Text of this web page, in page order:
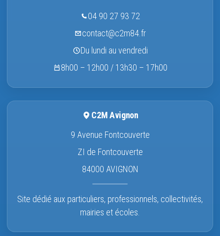
04 90 27 93 72
contact@c2m84.fr
Du lundi au vendredi
8h00 – 12h00 / 13h30 – 17h00
C2M Avignon
9 Avenue Fontcouverte
ZI de Fontcouverte
84000 AVIGNON
Site dédié aux particuliers, professionnels, collectivités,
mairies et écoles.